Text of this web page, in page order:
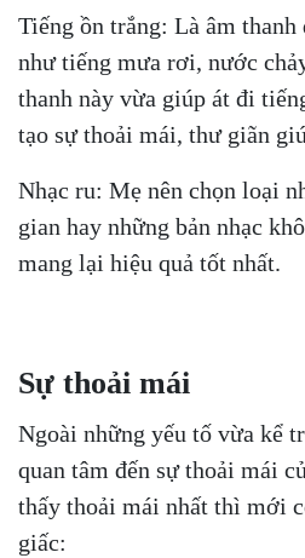
Tiếng ồn trắng: Là âm thanh
như tiếng mưa rơi, nước
thanh này vừa giúp át đi
tạo sự thoải mái, thư giãn
Nhạc ru: Mẹ nên chọn loại
gian hay những bản nhạc
mang lại hiệu quả tốt nhất.
Sự thoải mái
Ngoài những yếu tố vừa kể
quan tâm đến sự thoải mái
thấy thoải mái nhất thì mới
giấc: